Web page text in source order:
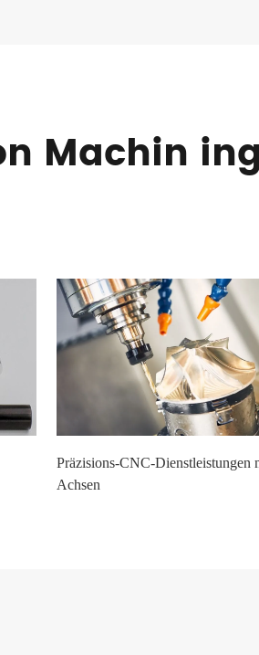
Machin ing
Präzisions-CNC-Dienstleistungen
Achsen